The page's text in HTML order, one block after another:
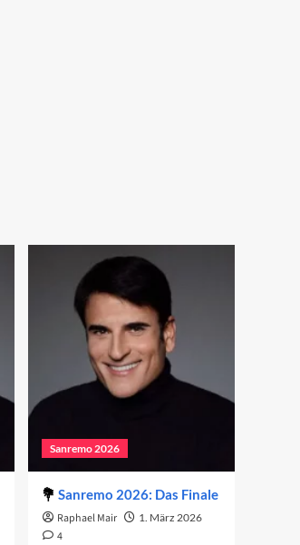
Sanremo 2026
Sanremo 2026: Das Finale
Raphael Mair 1. März 2026
4